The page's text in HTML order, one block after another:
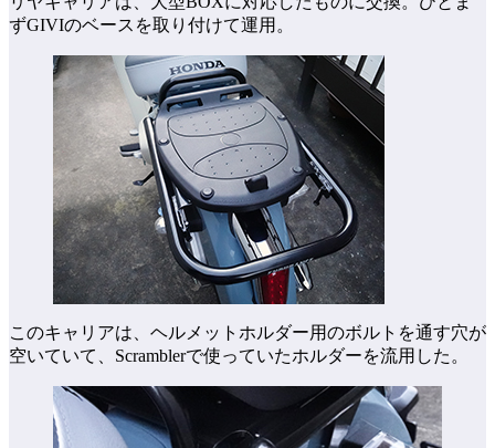
ずGIVIのベースを取り付けて運用。
このキャリアは、ヘルメットホルダー用のボルトを通す穴が
空いていて、Scramblerで使っていたホルダーを流用した。